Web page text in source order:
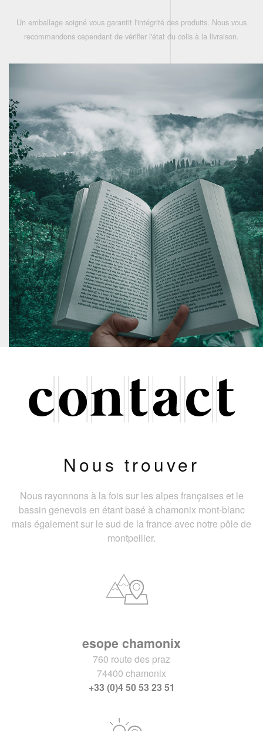
Un emballage soigné vous garantit l'intégrité des produits. Nous vous
recommandons cependant de vérifier l'état du colis à la livraison.
Nous trouver
Nous rayonnons à la fois sur les alpes françaises et le
bassin genevois en étant basé à chamonix mont-blanc
mais également sur le sud de la france avec notre pôle de
montpellier.
esope chamonix
760 route des praz
74400 chamonix
+33 (0)4 50 53 23 51